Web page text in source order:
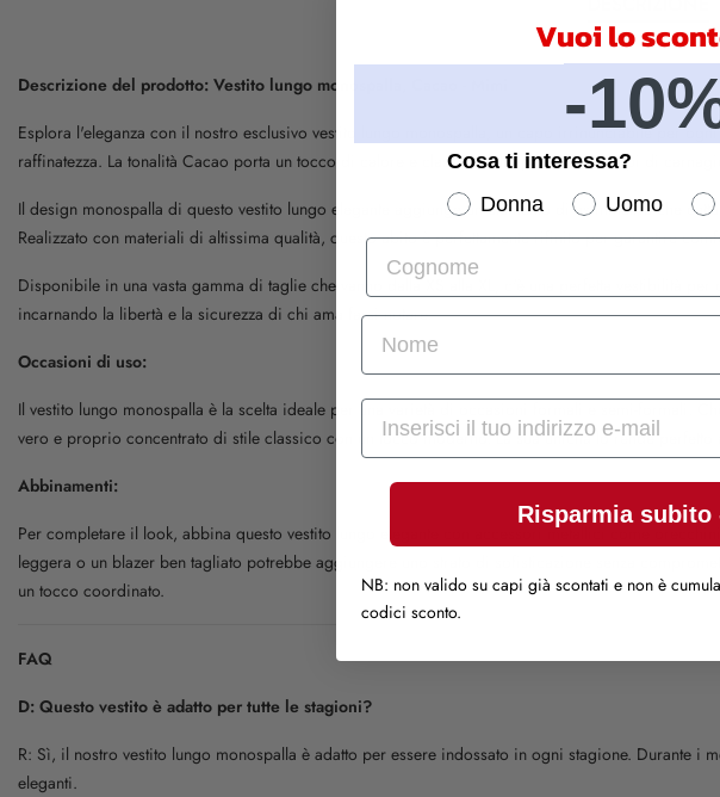
Descrizione del prodotto: Vestito lungo monospalla, Cacao - Mimi
Esplora l'eleganza con il nostro esclusivo vestito lungo monospalla, un capo irrinunciabile per
raffinatezza. La tonalità Cacao porta un tocco di calore e classe, adatto per differenti tipi di
Il design monospalla di questo vestito lungo elegante aggiunge un elemento di asimmetria che
Realizzato con materiali di altissima qualità, questo abito è perfettamente rifinito per garantire
Disponibile in una vasta gamma di taglie che vanno dalla XS alla XL, c'è una perfetta vestibilità
incarnando la libertà e la sicurezza di chi ama farsi notare.
Occasioni di uso:
Il vestito lungo monospalla è la scelta ideale per una varietà di occasioni formali e semi-formali.
vero e proprio concentrato di stile classico con un tocco moderno. La sua unicità lo rende
Abbinamenti:
Per completare il look, abbina questo vestito lungo elegante con accessori metallici come
leggera o un blazer ben tagliato potrebbe aggiungere uno strato di sofisticazione senza
un tocco coordinato.
FAQ
D: Questo vestito è adatto per tutte le stagioni?
R: Sì, il nostro vestito lungo monospalla è adatto per essere indossato in ogni stagione. Durante
eleganti.
Vuoi lo
-
Cosa ti interessa?
Donna
Uomo
Cognome
nome
Mail
Risparmia subito
NB: non valido su capi già scontati e non è
codici sconto.